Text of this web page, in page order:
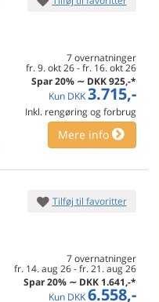
7 overnatninger
fr. 9. okt 26-fr. 16. okt 26
Spar 20% ∼ DKK 925,-*
Kun DKK 3.715,-
Inkl. rengøring og forbrug
Mere info
Tilføj til favoritter
7 overnatninger
fr. 14. aug 26-fr. 21. aug 26
Spar 20% ∼ DKK 1.641,-*
Kun DKK 6.558,-